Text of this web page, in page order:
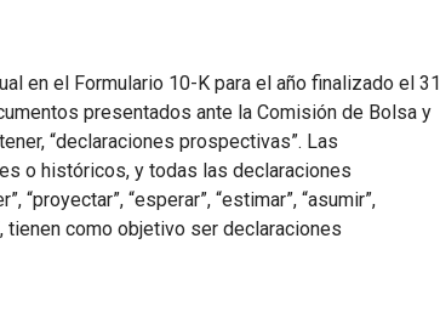
en el Formulario 10-K para el año finalizado el 31
presentados ante la Comisión de Bolsa y
“declaraciones prospectivas”. Las
o históricos, y todas las declaraciones
“proyectar”, “esperar”, “estimar”, “asumir”,
tienen como objetivo ser declaraciones